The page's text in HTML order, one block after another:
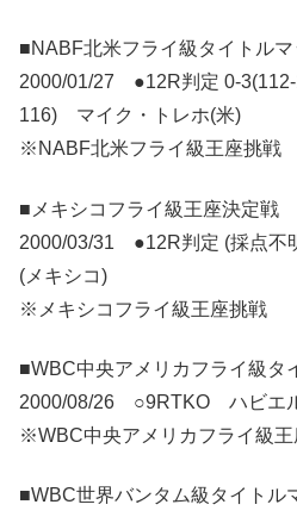
■NABF北米フライ級タイトルマ
2000/01/27 ●12R判定 0-
116) マイク・トレホ(米)
※NABF北米フライ級王座挑戦
■メキシコフライ級王座決定戦
2000/03/31 ●12R判定 (採点不
(メキシコ)
※メキシコフライ級王座挑戦
■WBC中央アメリカフライ級タ
2000/08/26 ○9RTKO ハビエ
※WBC中央アメリカフライ級
■WBC世界バンタム級タイトル